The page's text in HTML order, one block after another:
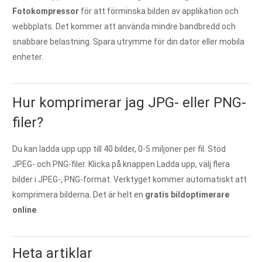
Fotokompressor för att förminska bilden av applikation och
webbplats. Det kommer att använda mindre bandbredd och
snabbare belastning. Spara utrymme för din dator eller mobila
enheter.
Hur komprimerar jag JPG- eller PNG-
filer?
Du kan ladda upp upp till 40 bilder, 0-5 miljoner per fil. Stöd
JPEG- och PNG-filer. Klicka på knappen Ladda upp, välj flera
bilder i JPEG-, PNG-format. Verktyget kommer automatiskt att
komprimera bilderna. Det är helt en gratis bildoptimerare
online
Heta artiklar